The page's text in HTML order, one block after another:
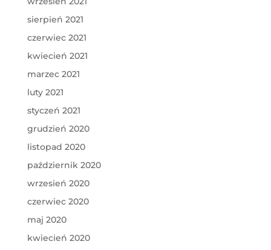
sierpień 2021
czerwiec 2021
kwiecień 2021
marzec 2021
luty 2021
styczeń 2021
grudzień 2020
listopad 2020
październik 2020
wrzesień 2020
czerwiec 2020
maj 2020
kwiecień 2020